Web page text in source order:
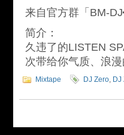
来自官方群「BM-
简介：
久违了的LISTEN
次带给你气质、浪漫
Mixtape DJ Zero, DJ